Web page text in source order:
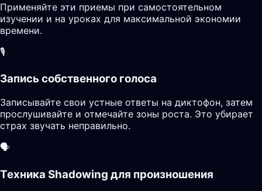
Применяйте эти приемы при самостоятельном
изучении и на уроках для максимальной экономии
времени.
🎙️
Запись собственного голоса
Записывайте свои устные ответы на диктофон, затем
прослушивайте и отмечайте зоны роста. Это убирает
страх звучать неправильно.
🗣️
Техника Shadowing для произношения